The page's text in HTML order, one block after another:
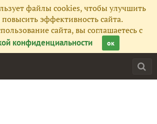
файлы cookies, чтобы улучшить
эффективность сайта.
сайта, вы соглашаетесь с
конфиденциальности
ок